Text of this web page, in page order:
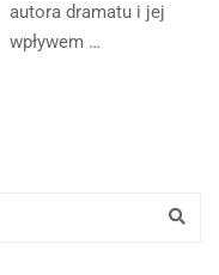
autora dramatu i jej
wpływem …